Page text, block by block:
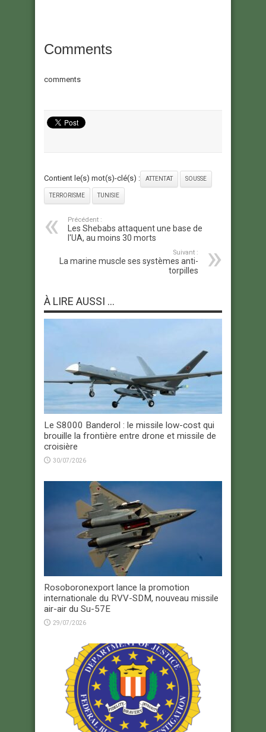
Comments
comments
Contient le(s) mot(s)-clé(s) : ATTENTAT SOUSSE
TERRORISME TUNISIE
Précédent :
Les Shebabs attaquent une base de
l'UA, au moins 30 morts
Suivant :
La marine muscle ses systèmes anti-
torpilles
À LIRE AUSSI ...
Le S8000 Banderol : le missile low-cost qui
brouille la frontière entre drone et missile de
croisière
30/07/2026
Rosoboronexport lance la promotion
internationale du RVV-SDM, nouveau missile
air-air du Su-57E
29/07/2026